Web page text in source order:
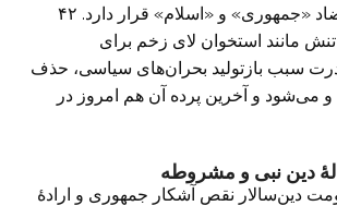
میان دو قطب متضاد «جمهوری» و «اسلام» قرار دارد. ۴۲
مانند استخوان لای زخم برای
سبب بازتولید بحران‌های سیاسی، حذف
می‌شود و آخرین پرده آن هم امروز در
دین‌سالار نقص آشکار جمهوری و ارادهٔ